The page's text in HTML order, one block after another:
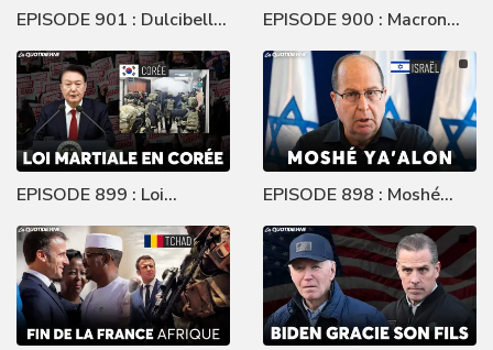
EPISODE 901 : Dulcibella
Camanchaca
EPISODE 900 : Macron
destitution
EPISODE 899 : Loi
martiale en Corée
EPISODE 898 : Moshé
Ya'Alon